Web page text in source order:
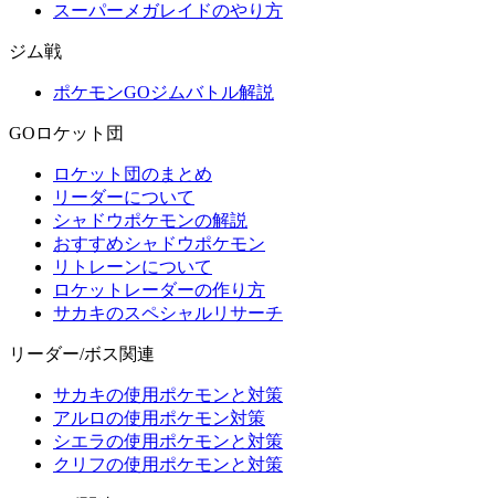
スーパーメガレイドのやり方
ジム戦
ポケモンGOジムバトル解説
GOロケット団
ロケット団のまとめ
リーダーについて
シャドウポケモンの解説
おすすめシャドウポケモン
リトレーンについて
ロケットレーダーの作り方
サカキのスペシャルリサーチ
リーダー/ボス関連
サカキの使用ポケモンと対策
アルロの使用ポケモン対策
シエラの使用ポケモンと対策
クリフの使用ポケモンと対策